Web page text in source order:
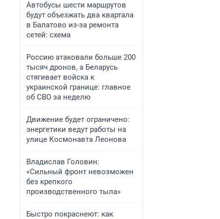
Автобусы шести маршрутов
будут объезжать два квартала
в Балатово из-за ремонта
сетей: схема
Россию атаковали больше 200
тысяч дронов, а Беларусь
стягивает войска к
украинской границе: главное
об СВО за неделю
Движение будет ограничено:
энергетики ведут работы на
улице Космонавта Леонова
Владислав Головин:
«Сильный фронт невозможен
без крепкого
производственного тыла»
Быстро покраснеют: как